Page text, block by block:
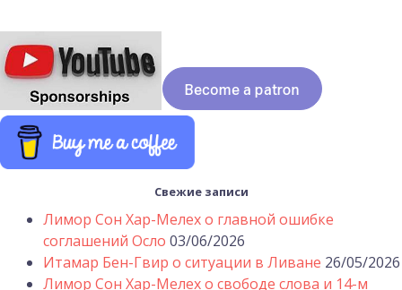
Свежие записи
Лимор Сон Хар-Мелех о главной ошибке
соглашений Осло 03/06/2026
Итамар Бен-Гвир о ситуации в Ливане 26/05/2026
Лимор Сон Хар-Мелех о свободе слова и 14-м